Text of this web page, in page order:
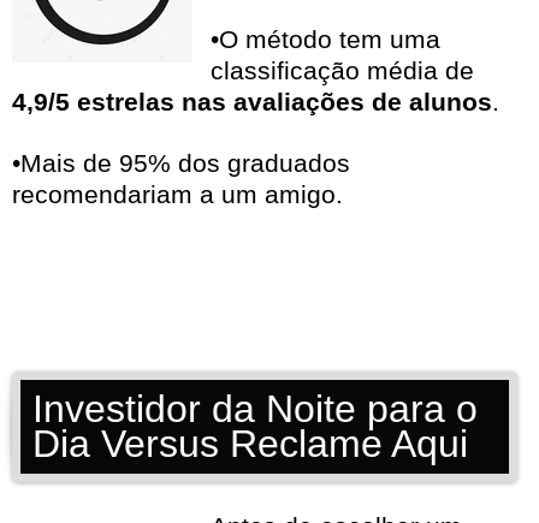
•O método tem uma
classificação média de
4,9/5 estrelas nas avaliações de alunos.
•Mais de 95% dos graduados
recomendariam a um amigo.
Investidor da Noite para o
Dia Versus Reclame Aqui